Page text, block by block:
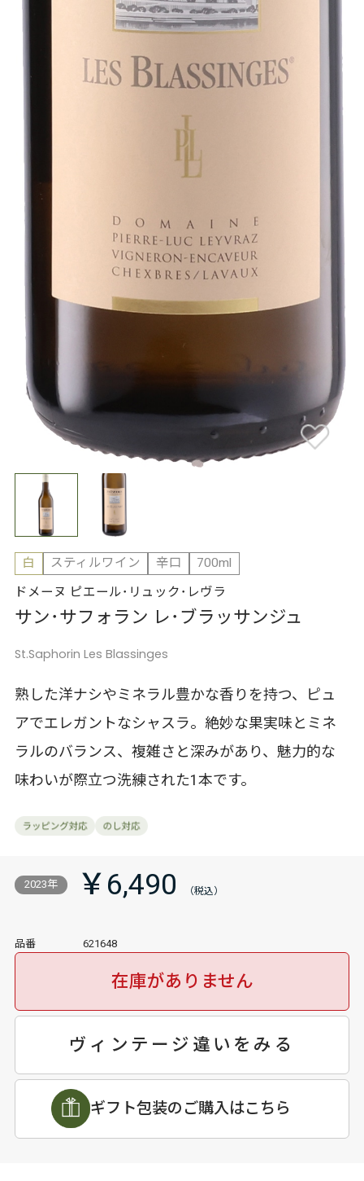
白 スティルワイン 辛口
700ml
ドメーヌ ピエール･リュック･レヴラ
サン･サフォラン レ･ブラッサンジュ
St.Saphorin Les Blassinges
熟した洋ナシやミネラル豊かな香りを持つ、ピュ
アでエレガントなシャスラ。絶妙な果実味とミネ
ラルのバランス、複雑さと深みがあり、魅力的な
味わいが際立つ洗練された1本です。
2023年 ￥6,490
品番 621648
在庫がありません
ヴィンテージ違いをみる
ギフト包装のご購入はこちら